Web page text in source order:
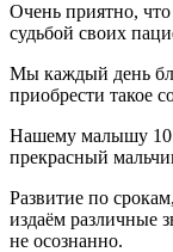
Очень приятно,
судьбой своих
Мы каждый день
приобрести такое
Нашему малышу 10
прекрасный
Развитие по
издаём различные
не осознанно.